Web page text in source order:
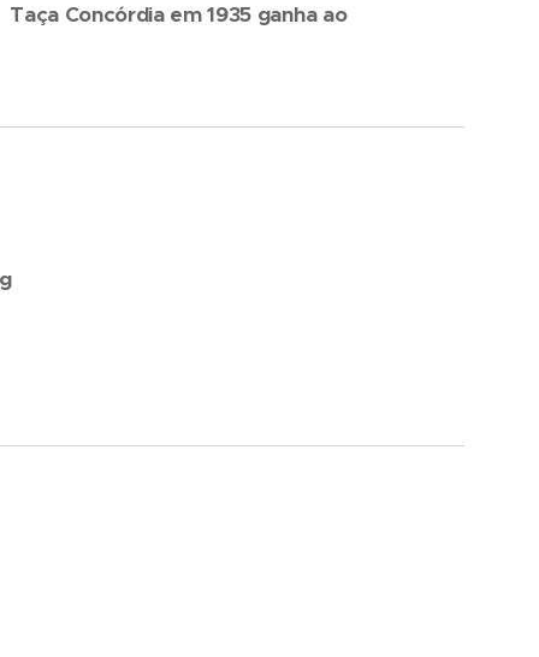
Concórdia em 1935 ganha ao